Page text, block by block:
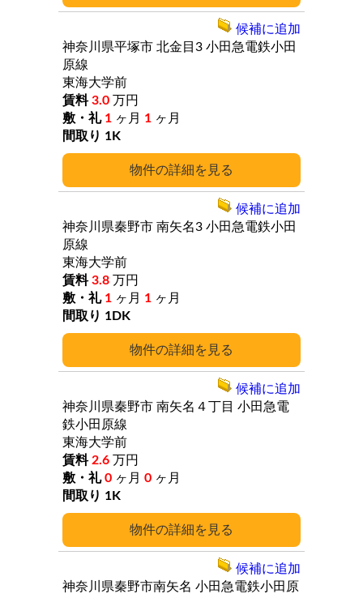
詳細
神奈川県平塚市 北金目3 小田急電鉄小田
原線
東海大学前
3.0 万円
1 ヶ月 1 ヶ月
1K
候補に追加
詳細
神奈川県秦野市 南矢名3 小田急電鉄小田
原線
東海大学前
3.8 万円
1 ヶ月 1 ヶ月
1DK
候補に追加
詳細
神奈川県秦野市 南矢名４丁目 小田急電
鉄小田原線
東海大学前
2.6 万円
0 ヶ月 0 ヶ月
1K
候補に追加
神奈川県秦野市南矢名 小田急電鉄小田原
候補に追加